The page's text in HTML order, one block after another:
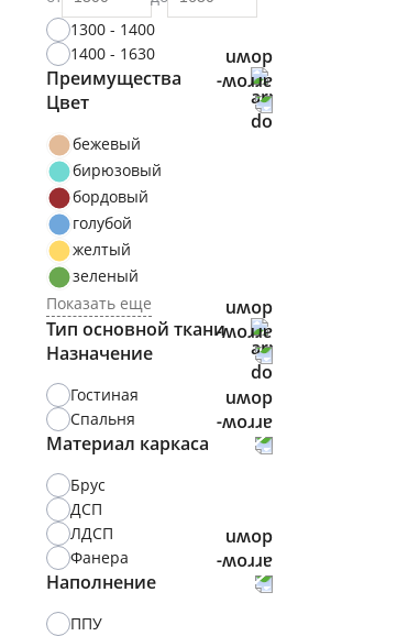
1300 - 1400
1400 - 1630
Преимущества
Новинка
Цвет
бежевый
бирюзовый
бордовый
голубой
желтый
зеленый
Показать еще
Тип основной ткани
Замша
Рогожка
Назначение
Гостиная
Спальня
Материал каркаса
Брус
ДСП
ЛДСП
Фанера
Наполнение
ППУ